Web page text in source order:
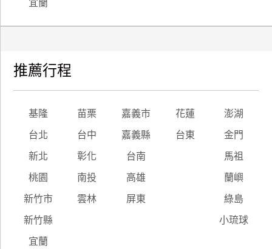
宜蘭
推薦行程
基隆 苗栗 嘉義市 花蓮 澎湖
台北 台中 嘉義縣 台東 金門
新北 彰化 台南 馬祖
桃園 南投 高雄 蘭嶼
新竹市 雲林 屏東 綠島
新竹縣 小琉球
宜蘭